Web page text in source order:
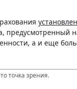
предусмотренный
а и еще
точка зрения.